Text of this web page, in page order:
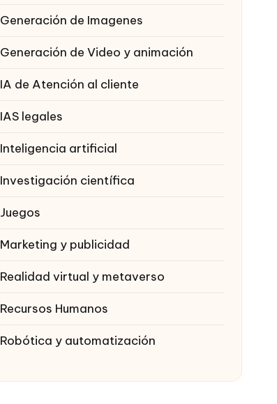
Generación de Imagenes
Generación de Video y animación
IA de Atención al cliente
IAS legales
Inteligencia artificial
Investigación científica
Juegos
Marketing y publicidad
Realidad virtual y metaverso
Recursos Humanos
Robótica y automatización